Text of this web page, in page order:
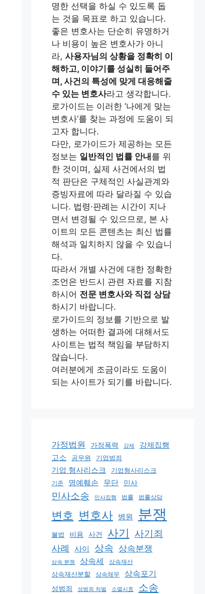
명한 선택을 하실 수 있도록 돕
는 것을 목표로 하고 있습니다.
좋은 변호사는 단순히 유명하거
나 비용이 높은 변호사가 아니
라, 사용자님의 상황을 정확히 이
해하고, 이야기를 성실히 들어주
며, 사건의 특성에 맞게 대응해줄
수 있는 변호사라고 생각합니다.
로가이드는 이러한 ‘나에게 맞는
변호사’를 찾는 과정에 도움이 되
고자 합니다.
다만, 로가이드가 제공하는 모든
정보는 일반적인 법률 안내를 위
한 것이며, 실제 사건에서의 법
적 판단은 구체적인 사실관계와
증빙자료에 따라 달라질 수 있습
니다. 법령·판례는 시간이 지나
면서 변경될 수 있으므로, 본 사
이트의 모든 콘텐츠는 최신 법률
해석과 일치하지 않을 수 있습니
다.
따라서 개별 사건에 대한 정확한
조언은 반드시 관련 자료를 지참
하시어 전문 변호사와 직접 상담
하시기 바랍니다.
로가이드의 정보를 기반으로 발
생하는 어떠한 결과에 대해서도
사이트는 법적 책임을 부담하지
않습니다.
여러분에게 조금이라도 도움이
되는 사이트가 되기를 바랍니다.
가정법원 가정폭력 강제
강제집행
고소
공무원 기업범죄
기업 형사리스크 기업형사리스크
기준 명예훼손 무단 민사
민사소송 민사집행 법률 법률상담
변호 변호사 병원 분쟁
불법 비용 사건 사기 사기죄
사례 사이 상속 상속분쟁
상속 분쟁 상속세 상속재산
상속재산분할 상속채무 상속포기
성범죄 성범죄 처벌 소멸시효 소송